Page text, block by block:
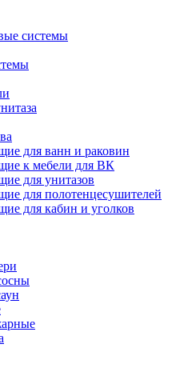
системы
для ванн и раковин
к мебели для ВК
для унитазов
для полотенцесушителей
для кабин и уголков